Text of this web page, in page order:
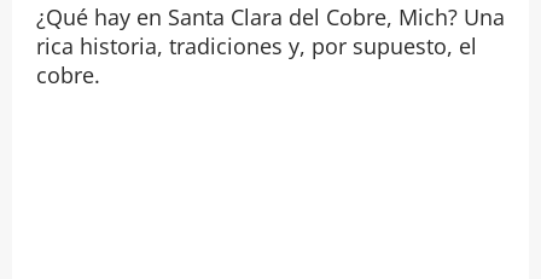
¿Qué hay en Santa Clara del Cobre, Mich? Una
rica historia, tradiciones y, por supuesto, el
cobre.